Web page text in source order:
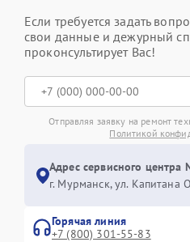
Если требуется задать
свои данные и дежурный
проконсультирует Вас!
Отправляя заявку на ремонт
Политикой
Адрес сервисного центра
г. Мурманск, ул. Капитана
Горячая линия
+7 (800) 301-55-83